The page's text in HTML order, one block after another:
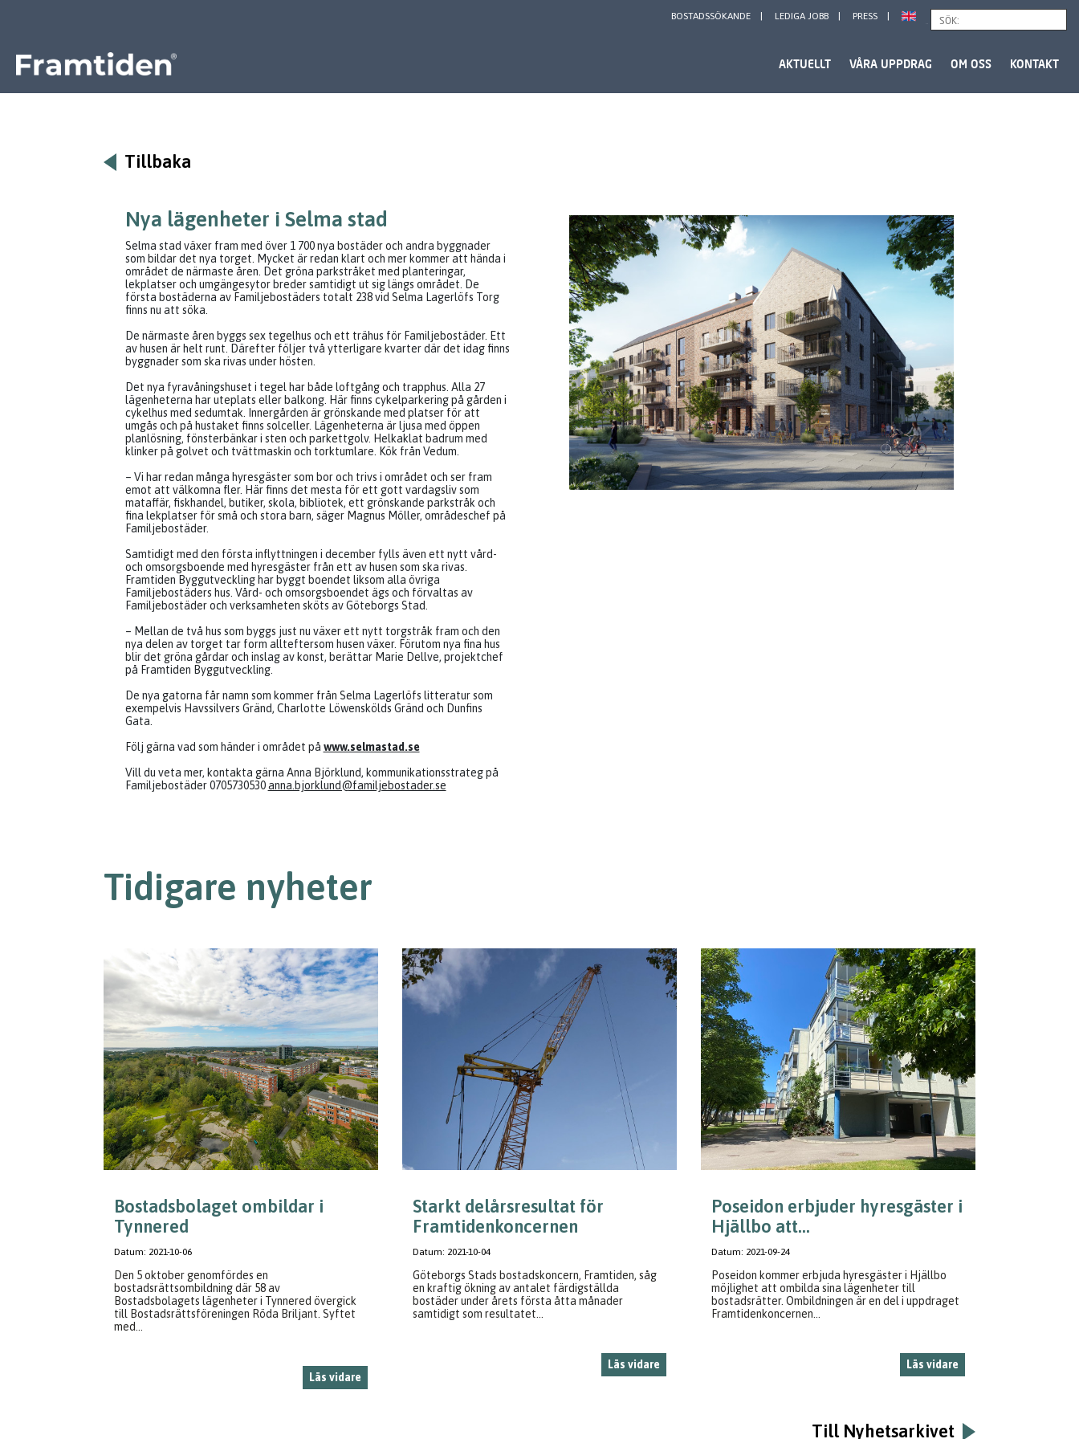
BOSTADSSÖKANDE LEDIGA JOBB PRESS
AKTUELLT VÅRA UPPDRAG OM OSS KONTAKT
Tillbaka
Nya lägenheter i Selma stad
Selma stad växer fram med över 1 700 nya bostäder och andra byggnader
som bildar det nya torget. Mycket är redan klart och mer kommer att hända i
området de närmaste åren. Det gröna parkstråket med planteringar,
lekplatser och umgängesytor breder samtidigt ut sig längs området. De
första bostäderna av Familjebostäders totalt 238 vid Selma Lagerlöfs Torg
finns nu att söka.
De närmaste åren byggs sex tegelhus och ett trähus för Familjebostäder. Ett
av husen är helt runt. Därefter följer två ytterligare kvarter där det idag finns
byggnader som ska rivas under hösten.
Det nya fyravåningshuset i tegel har både loftgång och trapphus. Alla 27
lägenheterna har uteplats eller balkong. Här finns cykelparkering på gården i
cykelhus med sedumtak. Innergården är grönskande med platser för att
umgås och på hustaket finns solceller. Lägenheterna är ljusa med öppen
planlösning, fönsterbänkar i sten och parkettgolv. Helkaklat badrum med
klinker på golvet och tvättmaskin och torktumlare. Kök från Vedum.
– Vi har redan många hyresgäster som bor och trivs i området och ser fram
emot att välkomna fler. Här finns det mesta för ett gott vardagsliv som
mataffär, fiskhandel, butiker, skola, bibliotek, ett grönskande parkstråk och
fina lekplatser för små och stora barn, säger Magnus Möller, områdeschef på
Familjebostäder.
Samtidigt med den första inflyttningen i december fylls även ett nytt vård-
och omsorgsboende med hyresgäster från ett av husen som ska rivas.
Framtiden Byggutveckling har byggt boendet liksom alla övriga
Familjebostäders hus. Vård- och omsorgsboendet ägs och förvaltas av
Familjebostäder och verksamheten sköts av Göteborgs Stad.
– Mellan de två hus som byggs just nu växer ett nytt torgstråk fram och den
nya delen av torget tar form allteftersom husen växer. Förutom nya fina hus
blir det gröna gårdar och inslag av konst, berättar Marie Dellve, projektchef
på Framtiden Byggutveckling.
De nya gatorna får namn som kommer från Selma Lagerlöfs litteratur som
exempelvis Havssilvers Gränd, Charlotte Löwenskölds Gränd och Dunfins
Gata.
Följ gärna vad som händer i området på www.selmastad.se
Vill du veta mer, kontakta gärna Anna Björklund, kommunikationsstrateg på
Familjebostäder 0705730530anna.bjorklund@familjebostader.se
Tidigare nyheter
Bostadsbolaget ombildar i
Tynnered
Datum: 2021-10-06
Den 5 oktober genomfördes en
bostadsrättsombildning där 58 av
Bostadsbolagets lägenheter i Tynnered övergick
till Bostadsrättsföreningen Röda Briljant. Syftet
med...
Läs vidare
Starkt delårsresultat för
Framtidenkoncernen
Datum: 2021-10-04
Göteborgs Stads bostadskoncern, Framtiden, såg
en kraftig ökning av antalet färdigställda
bostäder under årets första åtta månader
samtidigt som resultatet...
Läs vidare
Poseidon erbjuder hyresgäster i
Hjällbo att...
Datum: 2021-09-24
Poseidon kommer erbjuda hyresgäster i Hjällbo
möjlighet att ombilda sina lägenheter till
bostadsrätter. Ombildningen är en del i uppdraget
Framtidenkoncernen...
Läs vidare
Till Nyhetsarkivet